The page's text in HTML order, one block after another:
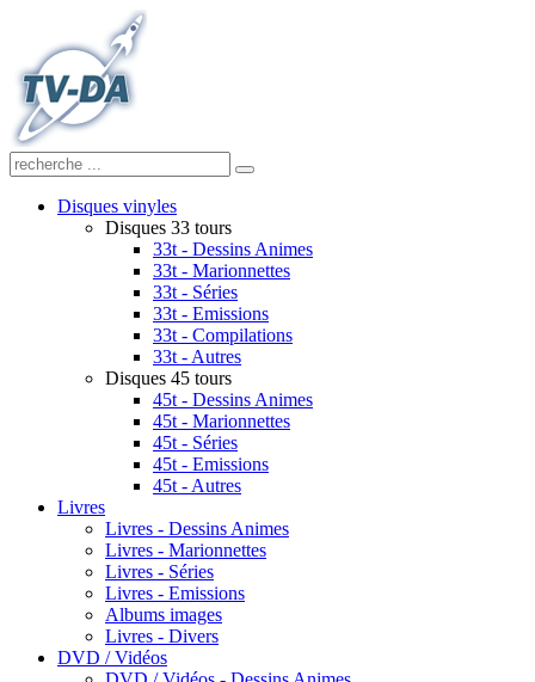
Disques vinyles
Disques 33 tours
33t - Dessins Animes
33t - Marionnettes
33t - Séries
33t - Emissions
33t - Compilations
33t - Autres
Disques 45 tours
45t - Dessins Animes
45t - Marionnettes
45t - Séries
45t - Emissions
45t - Autres
Livres
Livres - Dessins Animes
Livres - Marionnettes
Livres - Séries
Livres - Emissions
Albums images
Livres - Divers
DVD / Vidéos